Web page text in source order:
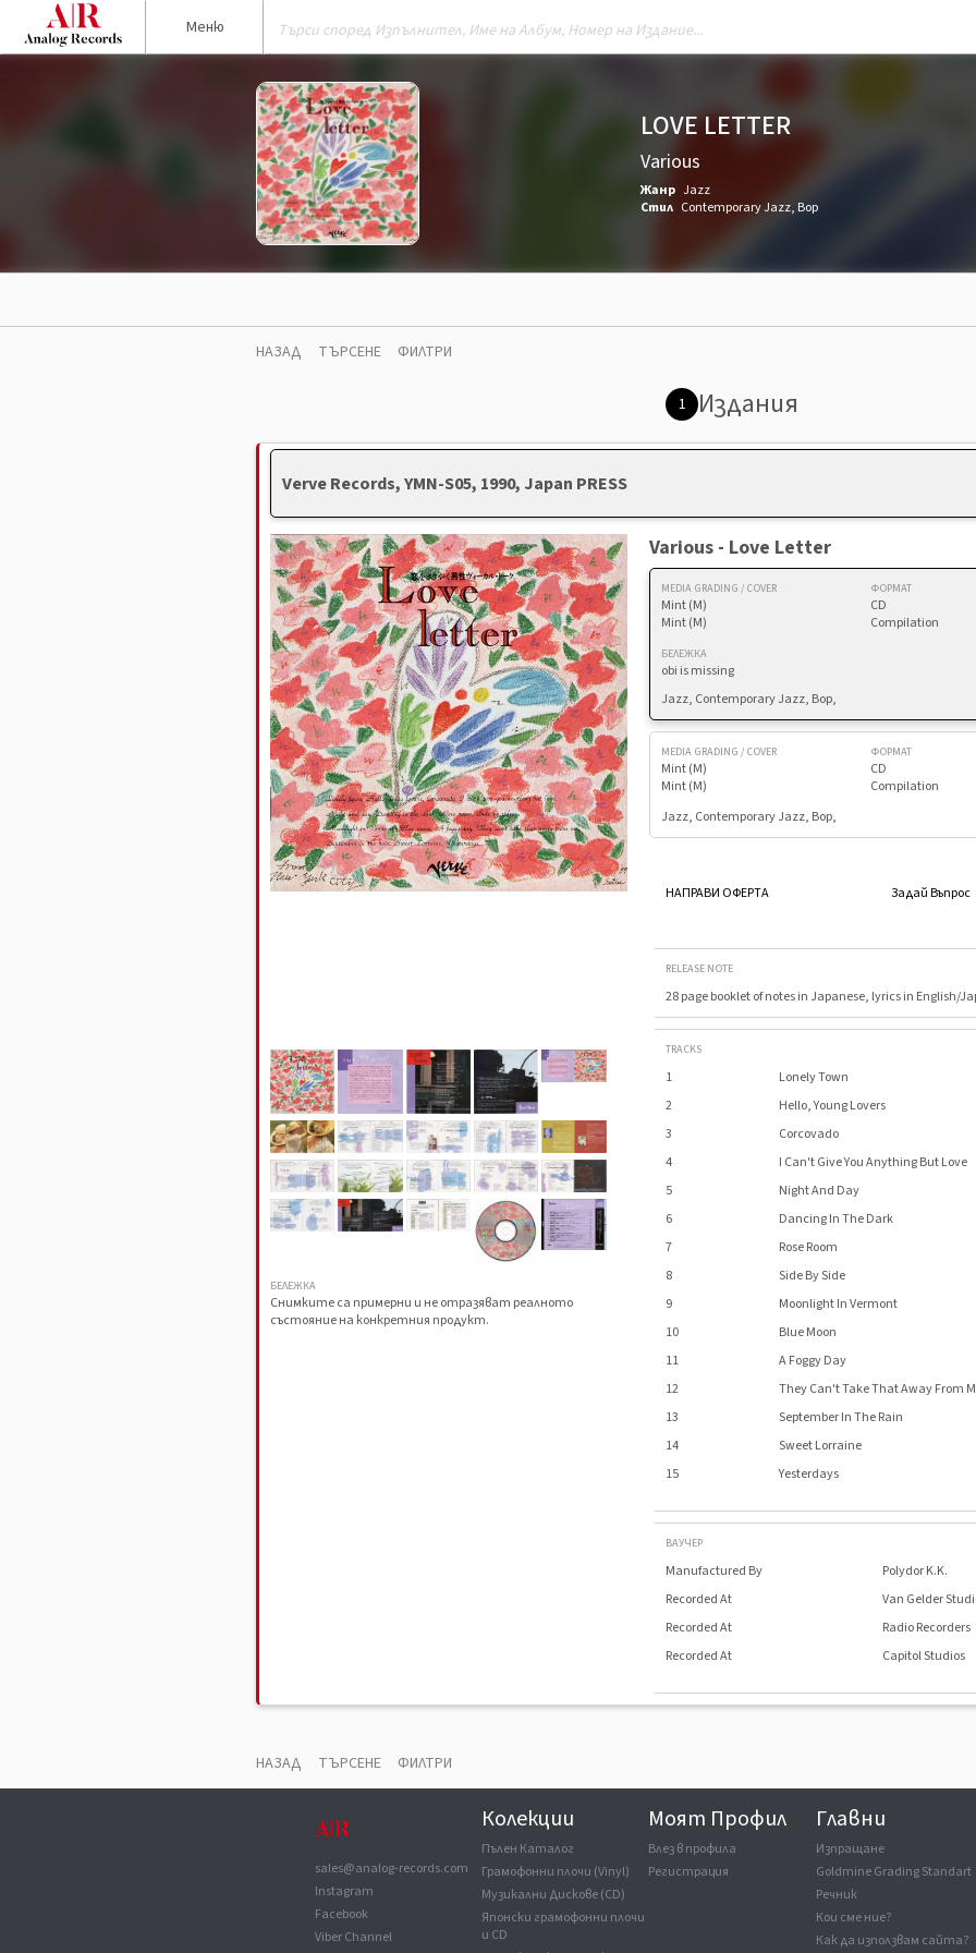
Меню
LOVE LETTER
Various
Жанр Jazz
Стил Contemporary Jazz,Bop
НАЗАД ТЪРСЕНЕ ФИЛТРИ
1 Издания
Verve Records, YMN-S05, 1990, Japan PRESS
БЕЛЕЖКА
Снимките са примерни и не отразяват реалното
състояние на конкретния продукт.
Various - Love Letter
MEDIA GRADING / COVER
Mint (M)
Mint (M)
ФОРМАТ
CD
Compilation
БЕЛЕЖКА
obi is missing
Jazz, Contemporary Jazz, Bop,
MEDIA GRADING / COVER
Mint (M)
Mint (M)
ФОРМАТ
CD
Compilation
Jazz, Contemporary Jazz, Bop,
НАПРАВИ ОФЕРТА Задай Въпрос
RELEASE NOTE
28 page booklet of notes in Japanese, lyrics in English/
TRACKS
1
Lonely Town
2
Hello, Young Lovers
3
Corcovado
4
I Can't Give You Anything But Love
5
Night And Day
6
Dancing In The Dark
7
Rose Room
8
Side By Side
9
Moonlight In Vermont
10
Blue Moon
11
A Foggy Day
12
They Can't Take That Away From
13
September In The Rain
14
Sweet Lorraine
15
Yesterdays
ВАУЧЕР
Manufactured By
Polydor K.K.
Recorded At
Van Gelder
Recorded At
Radio Recorders
Recorded At
Capitol Studios
НАЗАД ТЪРСЕНЕ ФИЛТРИ
sales@analog-records.com
Instagram
Facebook
Viber Channel
Колекции
Пълен Каталог
Грамофонни плочи (Vinyl)
Музикални Дискове (CD)
Японски грамофонни плочи
и CD
Моят Профил
Влез в профила
Регистрация
Главни
Изпращане
Goldmine Grading Standart
Речник
Кои сме ние?
Как да използвам сайта?